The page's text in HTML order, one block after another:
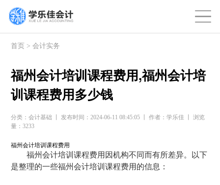
首页 >会计实务
福州会计培训课程费用,福州会计培
训课程费用多少钱
分类：会计基础 丨 发布时间：2024-06-11 08:45:05 丨 作者：学乐佳 丨 浏览
量：3233
福州会计培训课程费用
福州会计培训课程费用因机构不同而有所差异。以下
是整理的一些福州会计培训课程费用的信息：